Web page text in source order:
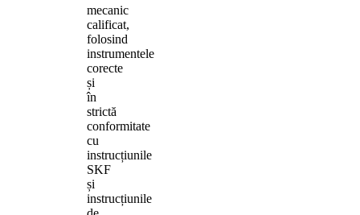
mecanic
calificat,
folosind
instrumentele
corecte
și
în
strictă
conformitate
cu
instrucțiunile
SKF
și
instrucțiunile